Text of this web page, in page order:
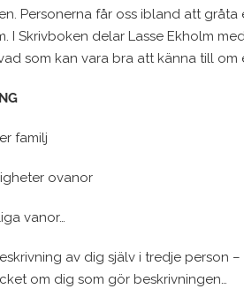
Personerna får oss ibland att
I Skrivboken delar Lasse Ekholm
som kan vara bra att känna till om
familj
ovanor
vanor…
av dig själv i tredje person
om dig som gör beskrivningen…